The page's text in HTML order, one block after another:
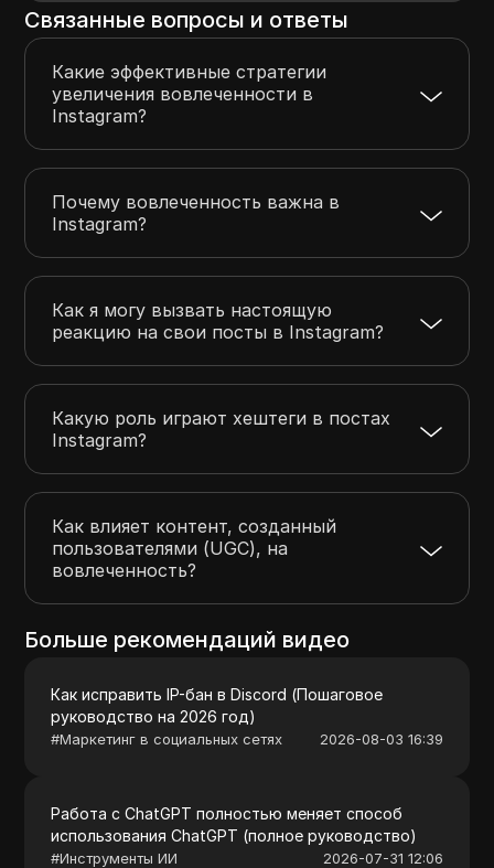
Связанные вопросы и ответы
Какие эффективные стратегии
увеличения вовлеченности в
Instagram?
Почему вовлеченность важна в
Instagram?
Как я могу вызвать настоящую
реакцию на свои посты в Instagram?
Какую роль играют хештеги в постах
Instagram?
Как влияет контент, созданный
пользователями (UGC), на
вовлеченность?
Больше рекомендаций видео
Как исправить IP-бан в Discord (Пошаговое
руководство на 2026 год)
#Маркетинг в социальных сетях 2026-08-03 16:39
Работа с ChatGPT полностью меняет способ
использования ChatGPT (полное руководство)
#Инструменты ИИ 2026-07-31 12:06